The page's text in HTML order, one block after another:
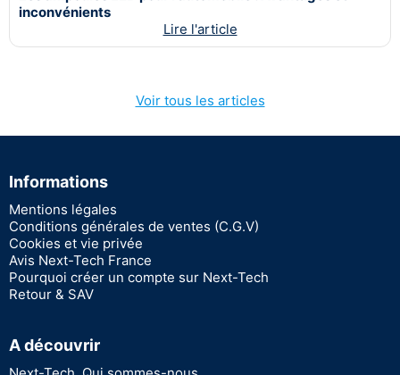
inconvénients
Lire l'article
Voir tous les articles
Informations
Mentions légales
Conditions générales de ventes (C.G.V)
Cookies et vie privée
Avis Next-Tech France
Pourquoi créer un compte sur Next-Tech
Retour & SAV
A découvrir